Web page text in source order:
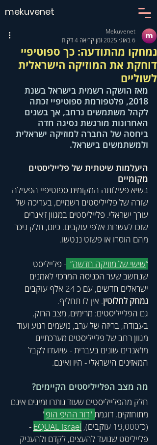
mekuvenet
נמחקו מהתודעה: כך ספוטיפיי
דוחקת את המוזיקה הישראלית
לשוליים
Mekuvenet
6 באוג׳ 2025
זמן קריאה 4 דקות
מאז הושקה רשמית בישראל בשנת
2018, פלטפורמת ספוטיפיי זכתה
לקהל משתמשים נרחב, אך בשנים
האחרונות מורגשת נסיגה חדה
ביחסה של החברה למוזיקה ישראלית
ולמשתמשים בישראל.
היעלמות שיטתית של פלייליסטים
מקומיים
בשיא פעילותה המקומית ספוטיפיי הפעילה
שורה של פלייליסטים רשמיים, בעריכה של
עורך ישראלי. פלייליסטים במגוון ז'אנרים
שזכו לעשרות אלפי עוקבים. כיום, חלק ניכר
מהם הוסרו או פשוט ננטשו.
“שישי של מוזיקה חדשה” - פלייליסט
שנחשב שער הכניסה המרכזי לאמנים
ישראלים חדשים, עם כ 24 אלף עוקבים
נמחק לחלוטין. אין לו תחליף.
גם הפלייליסטים: מרימים, מצב הרוק,
בעבודה, בריזה של ערב, נושמים רגוע ועוד
מגוון רחב של פלייליסטים מערכתיים
מז'אנרים שונים בעברית - שיועדו לקבל
המאזינים הישראלי - היו ואינם.
מה מצב הפלייליסטים הקיימים?
חלק מהפלייליסטים שעוד נותרו זמינים אינם
מתוחזקים, דוגמת "דור ההיפ הופ"
(כ־19,000 עוקבים),
EQUAL Israel
-
פלייליסט שנועד להעצים, לקדם ולהעניק